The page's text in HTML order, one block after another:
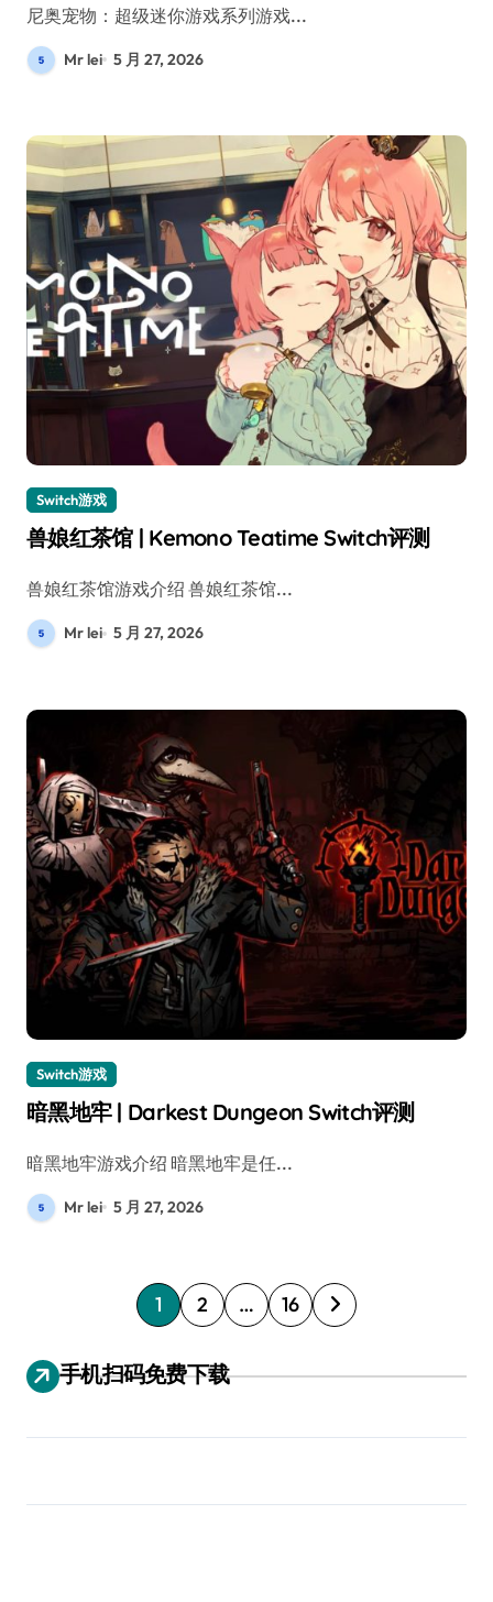
尼奥宠物：超级迷你游戏系列游戏...
Mr lei 5 月 27, 2026
Switch游戏
兽娘红茶馆 | Kemono Teatime Switch评测
兽娘红茶馆游戏介绍 兽娘红茶馆...
Mr lei 5 月 27, 2026
Switch游戏
暗黑地牢 | Darkest Dungeon Switch评测
暗黑地牢游戏介绍 暗黑地牢是任...
Mr lei 5 月 27, 2026
文
章
分
1 2 … 16
手机扫码免费下载